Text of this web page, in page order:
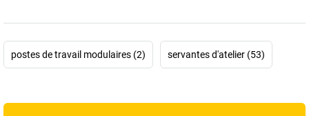
postes de travail modulaires (2) servantes d'atelier (53)